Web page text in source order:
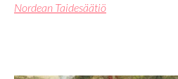
Nordean Taidesäätiö